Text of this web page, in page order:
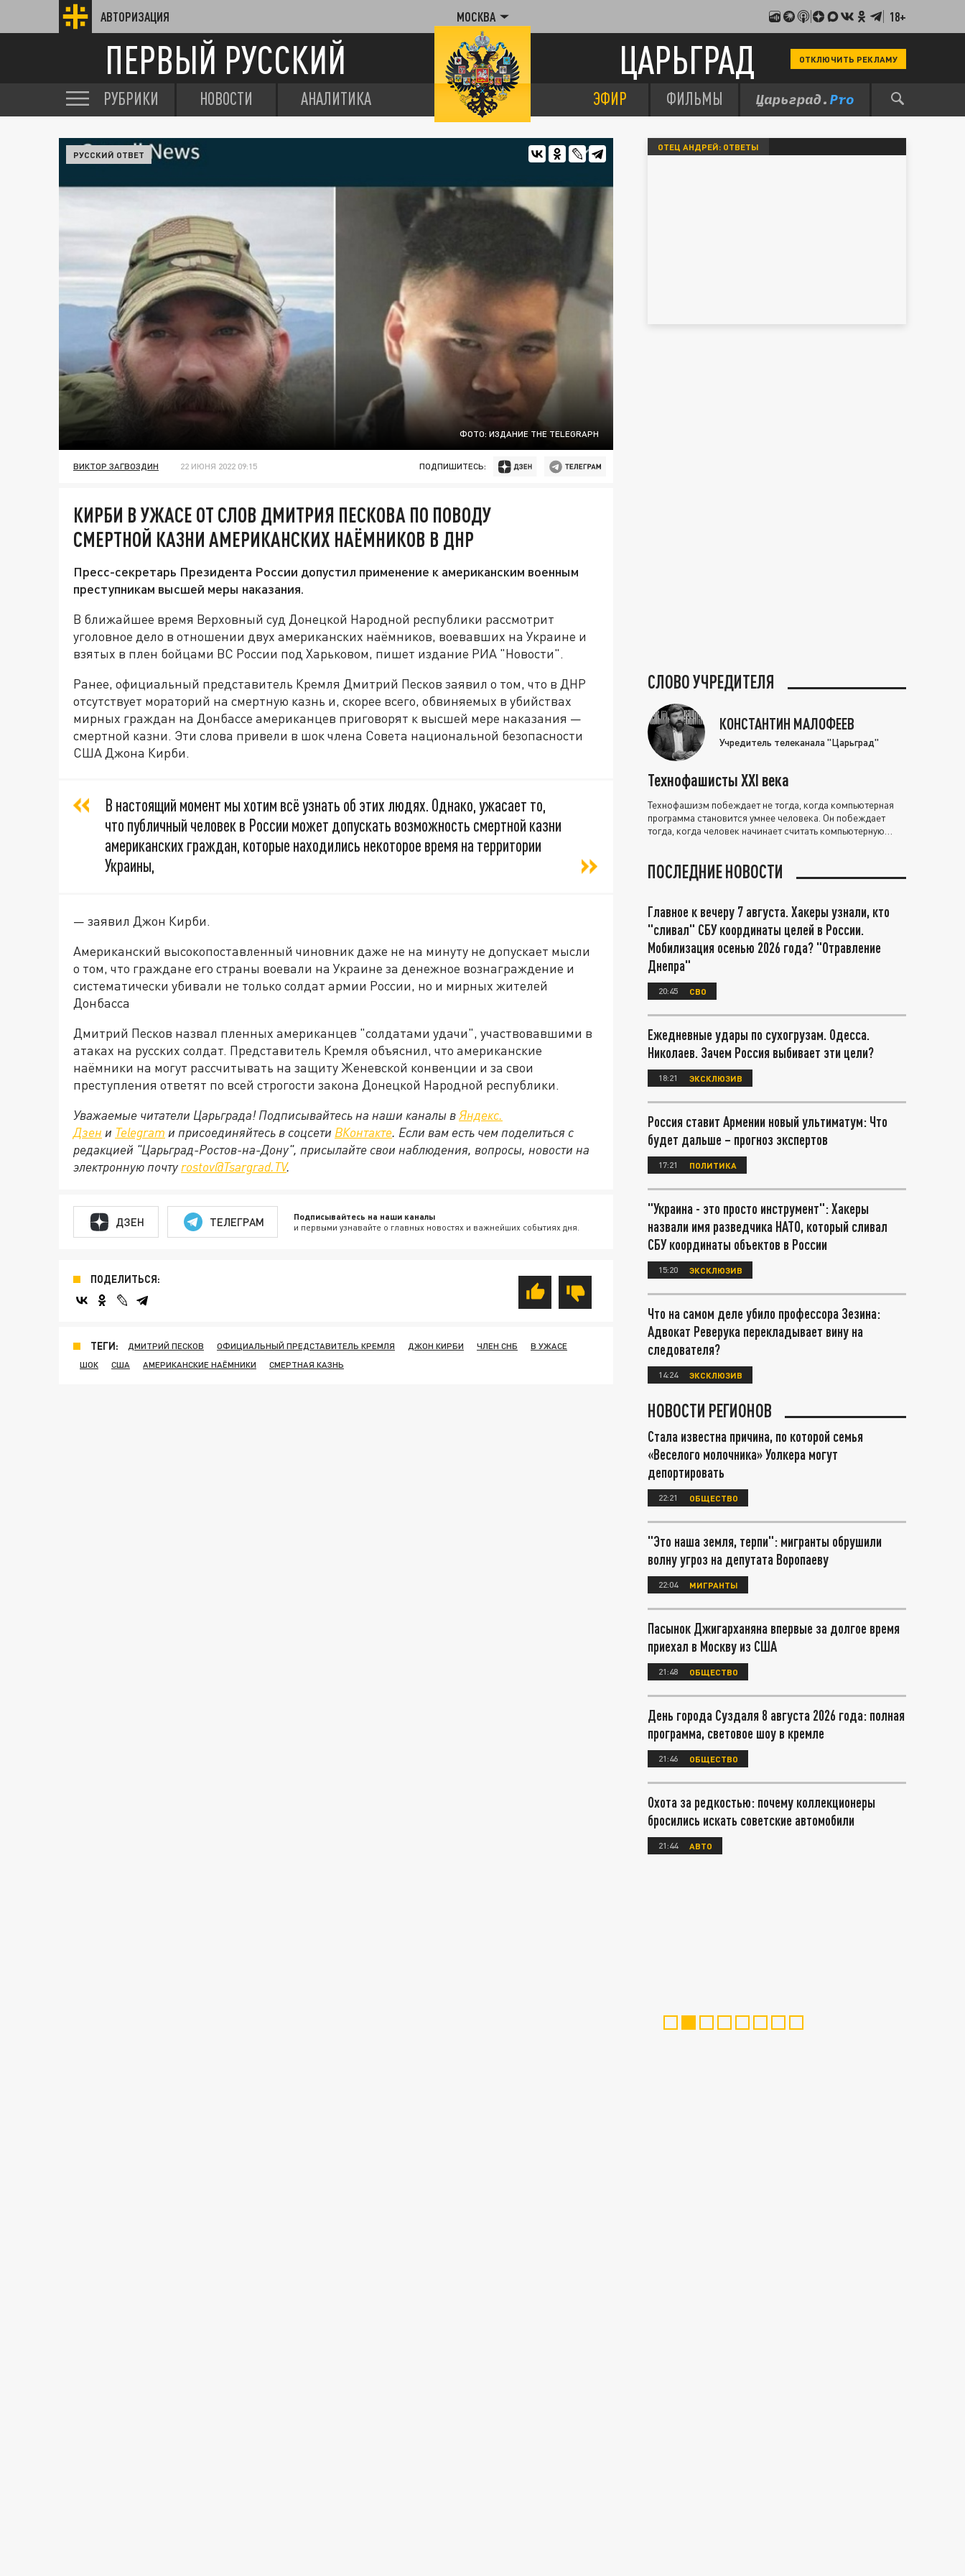
АВТОРИЗАЦИЯ МОСКВА 18+
ПЕРВЫЙ РУССКИЙ ЦАРЬГРАД ОТКЛЮЧИТЬ РЕКЛАМУ
РУБРИКИ НОВОСТИ АНАЛИТИКА ЭФИР ФИЛЬМЫ
ФОТО: ИЗДАНИЕ THE TELEGRAPH
РУССКИЙ ОТВЕТ
ВИКТОР ЗАГВОЗДИН 22 ИЮНЯ 2022 09:15 ПОДПИШИТЕСЬ:
КИРБИ В УЖАСЕ ОТ СЛОВ ДМИТРИЯ ПЕСКОВА ПО ПОВОДУ
СМЕРТНОЙ КАЗНИ АМЕРИКАНСКИХ НАЁМНИКОВ В ДНР
Пресс-секретарь Президента России допустил применение к американским военным
преступникам высшей меры наказания.
В ближайшее время Верховный суд Донецкой Народной республики рассмотрит
уголовное дело в отношении двух американских наёмников, воевавших на Украине и
взятых в плен бойцами ВС России под Харьковом, пишет издание РИА "Новости".
Ранее, официальный представитель Кремля Дмитрий Песков заявил о том, что в ДНР
отсутствует мораторий на смертную казнь и, скорее всего, обвиняемых в убийствах
мирных граждан на Донбассе американцев приговорят к высшей мере наказания —
смертной казни. Эти слова привели в шок члена Совета национальной безопасности
США Джона Кирби.
В настоящий момент мы хотим всё узнать об этих людях. Однако, ужасает то,
что публичный человек в России может допускать возможность смертной казни
американских граждан, которые находились некоторое время на территории
Украины,
— заявил Джон Кирби.
Американский высокопоставленный чиновник даже не на минуту не допускает мысли
о том, что граждане его страны воевали на Украине за денежное вознаграждение и
систематически убивали не только солдат армии России, но и мирных жителей
Донбасса
Дмитрий Песков назвал пленных американцев "солдатами удачи", участвовавшими в
атаках на русских солдат. Представитель Кремля объяснил, что американские
наёмники на могут рассчитывать на защиту Женевской конвенции и за свои
преступления ответят по всей строгости закона Донецкой Народной республики.
Уважаемые читатели Царьграда! Подписывайтесь на наши каналы вЯндекс.
Дзен и Telegram и присоединяйтесь в соцсети ВКонтакте. Если вам есть чем поделиться с
редакцией "Царьград-Ростов-на-Дону", присылайте свои наблюдения, вопросы, новости на
электронную почту rostov@Tsargrad.ТV.
ДЗЕН ТЕЛЕГРАМ Подписывайтесь на наши каналы
и первыми узнавайте о главных новостях и важнейших событиях дня.
ПОДЕЛИТЬСЯ:
ТЕГИ: ДМИТРИЙ ПЕСКОВ ОФИЦИАЛЬНЫЙ ПРЕДСТАВИТЕЛЬ КРЕМЛЯ ДЖОН КИРБИ ЧЛЕН СНБ
В УЖАСЕ
ШОК
США АМЕРИКАНСКИЕ НАЁМНИКИ СМЕРТНАЯ КАЗНЬ
ОТЕЦ АНДРЕЙ: ОТВЕТЫ
СЛОВО УЧРЕДИТЕЛЯ
КОНСТАНТИН МАЛОФЕЕВ
Учредитель телеканала "Царьград"
Технофашисты XXI века
Технофашизм побеждает не тогда, когда компьютерная
программа становится умнее человека. Он побеждает
тогда, когда человек начинает считать компьютерную
ПОСЛЕДНИЕ НОВОСТИ
Главное к вечеру 7 августа. Хакеры узнали, кто
"сливал" СБУ координаты целей в России.
Мобилизация осенью 2026 года? "Отравление
Днепра"
20:45 СВО
Ежедневные удары по сухогрузам. Одесса.
Николаев. Зачем Россия выбивает эти цели?
18:21 ЭКСКЛЮЗИВ
Россия ставит Армении новый ультиматум: Что
будет дальше – прогноз экспертов
17:21 ПОЛИТИКА
"Украина - это просто инструмент": Хакеры
назвали имя разведчика НАТО, который сливал
СБУ координаты объектов в России
15:20 ЭКСКЛЮЗИВ
Что на самом деле убило профессора Зезина:
Адвокат Реверука перекладывает вину на
следователя?
14:24 ЭКСКЛЮЗИВ
НОВОСТИ РЕГИОНОВ
Стала известна причина, по которой семья
«Веселого молочника» Уолкера могут
депортировать
22:21 ОБЩЕСТВО
"Это наша земля, терпи": мигранты обрушили
волну угроз на депутата Воропаеву
22:04 МИГРАНТЫ
Пасынок Джигарханяна впервые за долгое время
приехал в Москву из США
21:48 ОБЩЕСТВО
День города Суздаля 8 августа 2026 года: полная
программа, световое шоу в кремле
21:46 ОБЩЕСТВО
Охота за редкостью: почему коллекционеры
бросились искать советские автомобили
21:44 АВТО